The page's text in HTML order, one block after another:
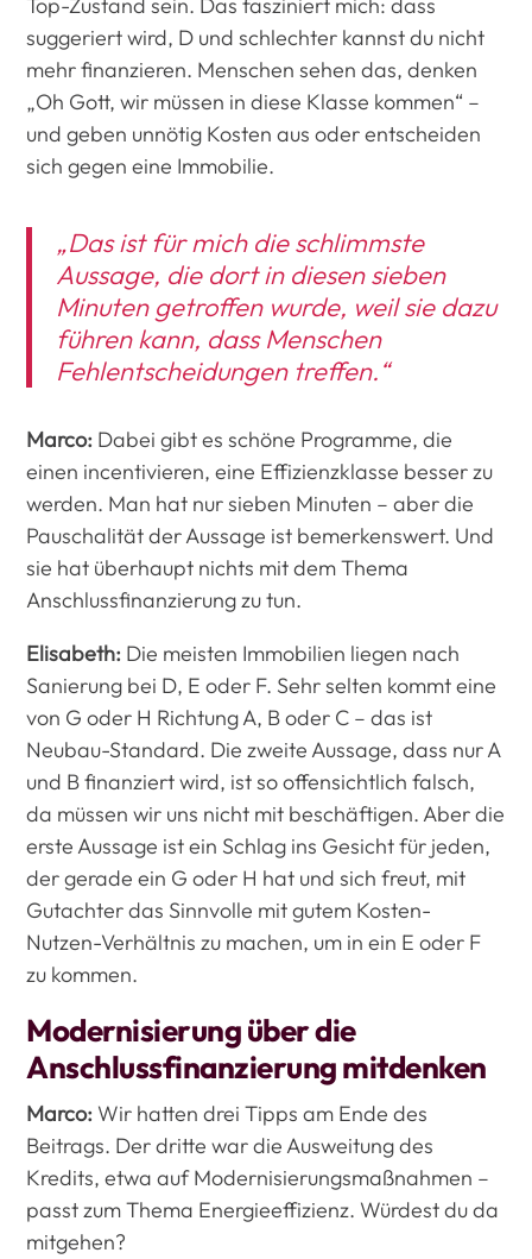
suggeriert wird, D und schlechter kannst du nicht
mehr finanzieren. Menschen sehen das, denken
„Oh Gott, wir müssen in diese Klasse kommen“ –
und geben unnötig Kosten aus oder entscheiden
sich gegen eine Immobilie.
„Das ist für mich die schlimmste
Aussage, die dort in diesen sieben
Minuten getroffen wurde, weil sie dazu
führen kann, dass Menschen
Fehlentscheidungen treffen.“
Marco: Dabei gibt es schöne Programme, die
einen incentivieren, eine Effizienzklasse besser zu
werden. Man hat nur sieben Minuten – aber die
Pauschalität der Aussage ist bemerkenswert. Und
sie hat überhaupt nichts mit dem Thema
Anschlussfinanzierung zu tun.
Elisabeth: Die meisten Immobilien liegen nach
Sanierung bei D, E oder F. Sehr selten kommt eine
von G oder H Richtung A, B oder C – das ist
Neubau-Standard. Die zweite Aussage, dass nur A
und B finanziert wird, ist so offensichtlich falsch,
da müssen wir uns nicht mit beschäftigen. Aber die
erste Aussage ist ein Schlag ins Gesicht für jeden,
der gerade ein G oder H hat und sich freut, mit
Gutachter das Sinnvolle mit gutem Kosten-
Nutzen-Verhältnis zu machen, um in ein E oder F
zu kommen.
Modernisierung über die
Anschlussfinanzierung mitdenken
Marco: Wir hatten drei Tipps am Ende des
Beitrags. Der dritte war die Ausweitung des
Kredits, etwa auf Modernisierungsmaßnahmen –
passt zum Thema Energieeffizienz. Würdest du da
mitgehen?